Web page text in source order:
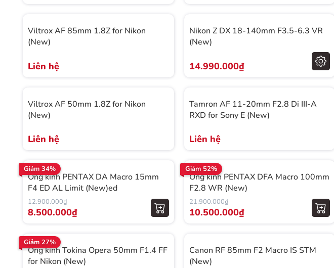
Viltrox AF 85mm 1.8Z for Nikon
(New)
Liên hệ
Nikon Z DX 18-140mm F3.5-6.3 VR
(New)
14.990.000₫
Viltrox AF 50mm 1.8Z for Nikon
(New)
Liên hệ
Tamron AF 11-20mm F2.8 Di III-A
RXD for Sony E (New)
Liên hệ
Giảm 34%
Ống kính PENTAX DA Macro 15mm
F4 ED AL Limit (New)ed
12.900.000₫
8.500.000₫
Giảm 52%
Ống kính PENTAX DFA Macro 100mm
F2.8 WR (New)
21.900.000₫
10.500.000₫
Giảm 27%
Ống kính Tokina Opera 50mm F1.4 FF
for Nikon (New)
Canon RF 85mm F2 Macro IS STM
(New)